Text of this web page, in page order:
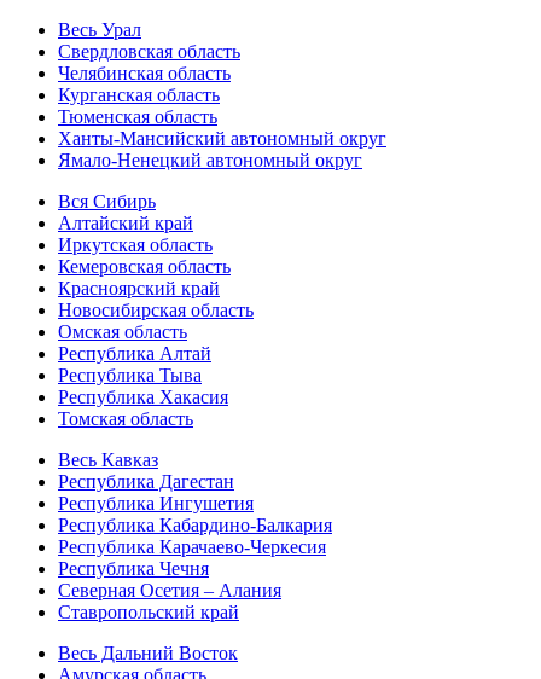
Весь Урал
Свердловская область
Челябинская область
Курганская область
Тюменская область
Ханты-Мансийский автономный округ
Ямало-Ненецкий автономный округ
Вся Сибирь
Алтайский край
Иркутская область
Кемеровская область
Красноярский край
Новосибирская область
Омская область
Республика Алтай
Республика Тыва
Республика Хакасия
Томская область
Весь Кавказ
Республика Дагестан
Республика Ингушетия
Республика Кабардино-Балкария
Республика Карачаево-Черкесия
Республика Чечня
Северная Осетия – Алания
Ставропольский край
Весь Дальний Восток
Амурская область